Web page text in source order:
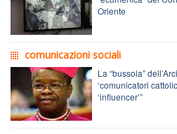
Oriente
comunicazioni sociali
La “bussola”
‘comunicatori
‘influencer’”